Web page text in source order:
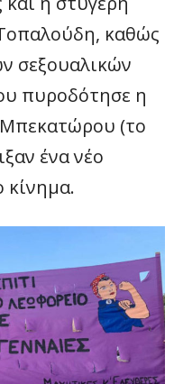
καθώς
σεξουαλικών
πυροδότησε η
Μπεκατώρου (το
ένα νέο
κίνημα.